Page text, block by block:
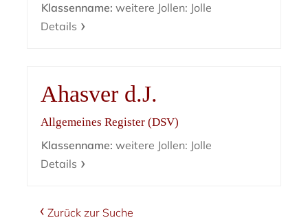
Klassenname: weitere Jollen: Jolle
Details
Ahasver d.J.
Allgemeines Register (DSV)
Klassenname: weitere Jollen: Jolle
Details
Zurück zur Suche